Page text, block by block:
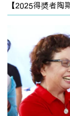
【2025得奬者陶